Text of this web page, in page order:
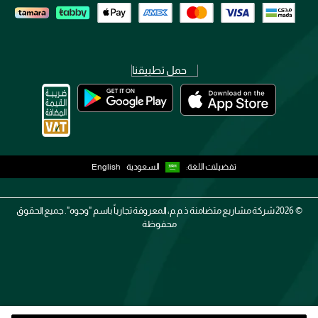
حمل تطبيقنا
تفضيلات اللغة: السعودية English
2026 ©شركة مشاريع متضامنة ذ.م.م، المعروفة تجارياً باسم "وجوه". جميع الحقوق
محفوظة